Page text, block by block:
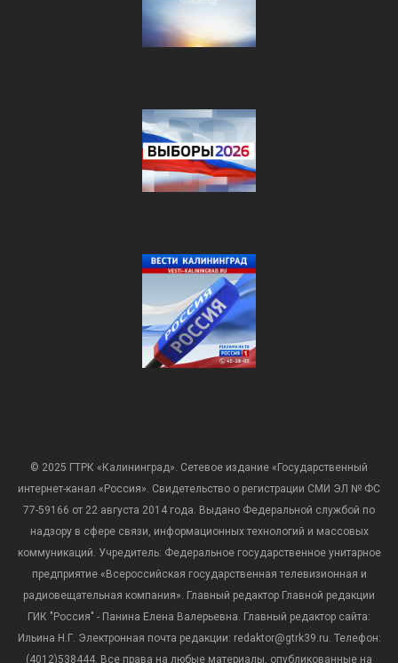
© 2025 ГТРК «Калининград». Сетевое издание «Государственный
интернет-канал «Россия». Свидетельство о регистрации СМИ ЭЛ № ФС
77-59166 от 22 августа 2014 года. Выдано Федеральной службой по
надзору в сфере связи, информационных технологий и массовых
коммуникаций. Учредитель: Федеральное государственное унитарное
предприятие «Всероссийская государственная телевизионная и
радиовещательная компания». Главный редактор Главной редакции
ГИК "Россия" - Панина Елена Валерьевна. Главный редактор сайта:
Ильина Н.Г. Электронная почта редакции: redaktor@gtrk39.ru. Телефон:
(4012)538444. Все права на любые материалы, опубликованные на